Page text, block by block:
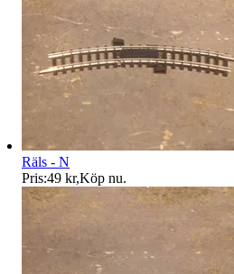
Räls - N
Pris:49 kr,Köp nu.